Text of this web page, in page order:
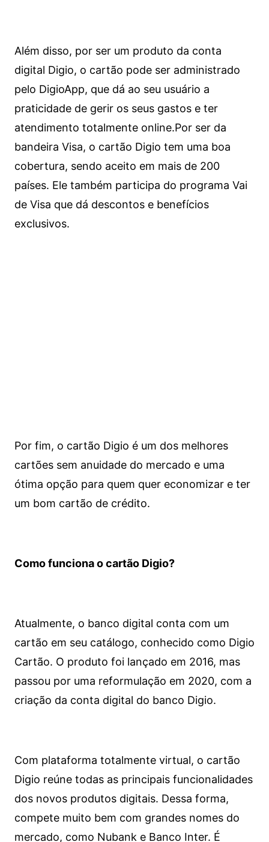
Além disso, por ser um produto da conta
digital Digio, o cartão pode ser administrado
pelo DigioApp, que dá ao seu usuário a
praticidade de gerir os seus gastos e ter
atendimento totalmente online.Por ser da
bandeira Visa, o cartão Digio tem uma boa
cobertura, sendo aceito em mais de 200
países. Ele também participa do programa Vai
de Visa que dá descontos e benefícios
exclusivos.
Por fim, o cartão Digio é um dos melhores
cartões sem anuidade do mercado e uma
ótima opção para quem quer economizar e ter
um bom cartão de crédito.
Como funciona o cartão Digio?
Atualmente, o banco digital conta com um
cartão em seu catálogo, conhecido como Digio
Cartão. O produto foi lançado em 2016, mas
passou por uma reformulação em 2020, com a
criação da conta digital do banco Digio.
Com plataforma totalmente virtual, o cartão
Digio reúne todas as principais funcionalidades
dos novos produtos digitais. Dessa forma,
compete muito bem com grandes nomes do
mercado, como Nubank e Banco Inter. É